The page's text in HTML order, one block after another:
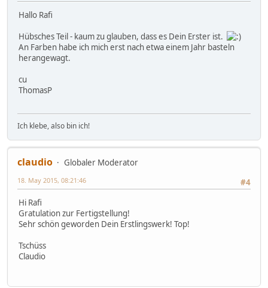
Hallo Rafi
Hübsches Teil - kaum zu glauben, dass es Dein Erster ist.
An Farben habe ich mich erst nach etwa einem Jahr basteln
herangewagt.
cu
ThomasP
Ich klebe, also bin ich!
claudio
Globaler Moderator
#4
18. May 2015, 08:21:46
Hi Rafi
Gratulation zur Fertigstellung!
Sehr schön geworden Dein Erstlingswerk! Top!
Tschüss
Claudio